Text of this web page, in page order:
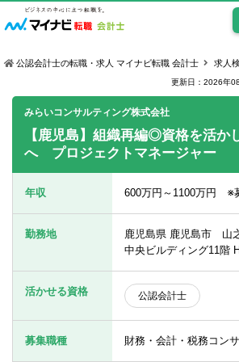
公認会計士の求人
公認会計士試験
USCPA（米国公
女性会計士の転職
個別転職相談会
公認会計士の転職・求人 マイナビ転職 会計士 求人
更新日：2026年
みらいコンサルティング株式会社
【鹿児島】組織再編◎資格を活か
へ プロジェクトマネージャー
年収 600万円～1100万円 ※
勤務地
鹿児島県 鹿児島市 山
中央ビルディング11階
活かせる資格 公認会計士
募集職種 財務・会計・税務コン